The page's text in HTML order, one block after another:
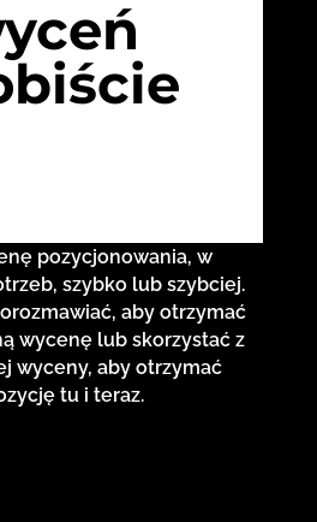
pozycjonowania, w
szybko lub szybciej.
aby otrzymać
wycenę lub skorzystać z
wyceny, aby otrzymać
tu i teraz.